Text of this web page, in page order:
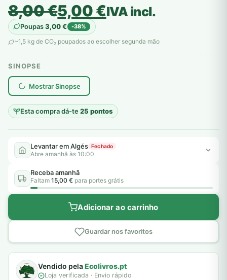
8,00€
O
preço
original
era:
8,00 €.
5,00€
O
preço
atual
é:
5,00 €.
IVA incl.
Poupas3,00€ -38%
~1,5 kg de CO2 poupados ao escolher segunda mão
SINOPSE
Mostrar Sinopse
Esta compra dá-te25 pontos
plantar árvores reais
Levantar em Algés Fechado
Abre amanhã às 10:00
Receba amanhã
Faltam 15,00 € para portes grátis
Adicionar ao carrinho
Guardar nos favoritos
Vendido pelaEcolivros.pt
Loja verificada · Envio rápido